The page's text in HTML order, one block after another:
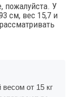
пожалуйста. У
см, вес 15,7 и
от 15 кг